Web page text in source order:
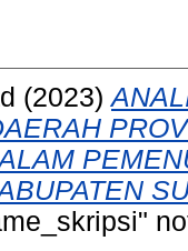
(2023)